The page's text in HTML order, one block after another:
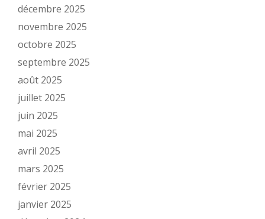
décembre 2025
novembre 2025
octobre 2025
septembre 2025
août 2025
juillet 2025
juin 2025
mai 2025
avril 2025
mars 2025
février 2025
janvier 2025